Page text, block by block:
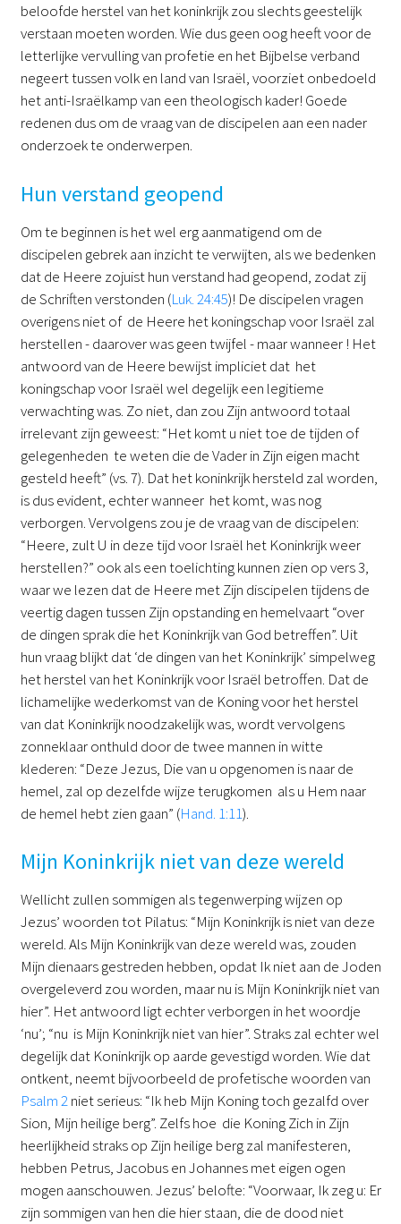
beloofde herstel van het koninkrijk zou slechts geestelijk
verstaan moeten worden. Wie dus geen oog heeft voor de
letterlijke vervulling van profetie en het Bijbelse verband
negeert tussen volk en land van Israël, voorziet onbedoeld
het anti-Israëlkamp van een theologisch kader! Goede
redenen dus om de vraag van de discipelen aan een nader
onderzoek te onderwerpen.
Hun verstand geopend
Om te beginnen is het wel erg aanmatigend om de
discipelen gebrek aan inzicht te verwijten, als we bedenken
dat de Heere zojuist hun verstand had geopend, zodat zij
de Schriften verstonden (Luk. 24:45)! De discipelen vragen
overigens niet of de Heere het koningschap voor Israël zal
herstellen - daarover was geen twijfel - maar wanneer ! Het
antwoord van de Heere bewijst impliciet dat het
koningschap voor Israël wel degelijk een legitieme
verwachting was. Zo niet, dan zou Zijn antwoord totaal
irrelevant zijn geweest: “Het komt u niet toe de tijden of
gelegenheden te weten die de Vader in Zijn eigen macht
gesteld heeft” (vs. 7). Dat het koninkrijk hersteld zal worden,
is dus evident, echter wanneer het komt, was nog
verborgen. Vervolgens zou je de vraag van de discipelen:
“Heere, zult U in deze tijd voor Israël het Koninkrijk weer
herstellen?” ook als een toelichting kunnen zien op vers 3,
waar we lezen dat de Heere met Zijn discipelen tijdens de
veertig dagen tussen Zijn opstanding en hemelvaart “over
de dingen sprak die het Koninkrijk van God betreffen”. Uit
hun vraag blijkt dat ‘de dingen van het Koninkrijk’ simpelweg
het herstel van het Koninkrijk voor Israël betroffen. Dat de
lichamelijke wederkomst van de Koning voor het herstel
van dat Koninkrijk noodzakelijk was, wordt vervolgens
zonneklaar onthuld door de twee mannen in witte
klederen: “Deze Jezus, Die van u opgenomen is naar de
hemel, zal op dezelfde wijze terugkomen als u Hem naar
de hemel hebt zien gaan” (Hand. 1:11).
Mijn Koninkrijk niet van deze wereld
Wellicht zullen sommigen als tegenwerping wijzen op
Jezus’ woorden tot Pilatus: “Mijn Koninkrijk is niet van deze
wereld. Als Mijn Koninkrijk van deze wereld was, zouden
Mijn dienaars gestreden hebben, opdat Ik niet aan de Joden
overgeleverd zou worden, maar nu is Mijn Koninkrijk niet van
hier”. Het antwoord ligt echter verborgen in het woordje
‘nu’; “nu is Mijn Koninkrijk niet van hier”. Straks zal echter wel
degelijk dat Koninkrijk op aarde gevestigd worden. Wie dat
ontkent, neemt bijvoorbeeld de profetische woorden van
Psalm 2niet serieus: “Ik heb Mijn Koning toch gezalfd over
Sion, Mijn heilige berg”. Zelfs hoe die Koning Zich in Zijn
heerlijkheid straks op Zijn heilige berg zal manifesteren,
hebben Petrus, Jacobus en Johannes met eigen ogen
mogen aanschouwen. Jezus’ belofte: “Voorwaar, Ik zeg u: Er
zijn sommigen van hen die hier staan, die de dood niet